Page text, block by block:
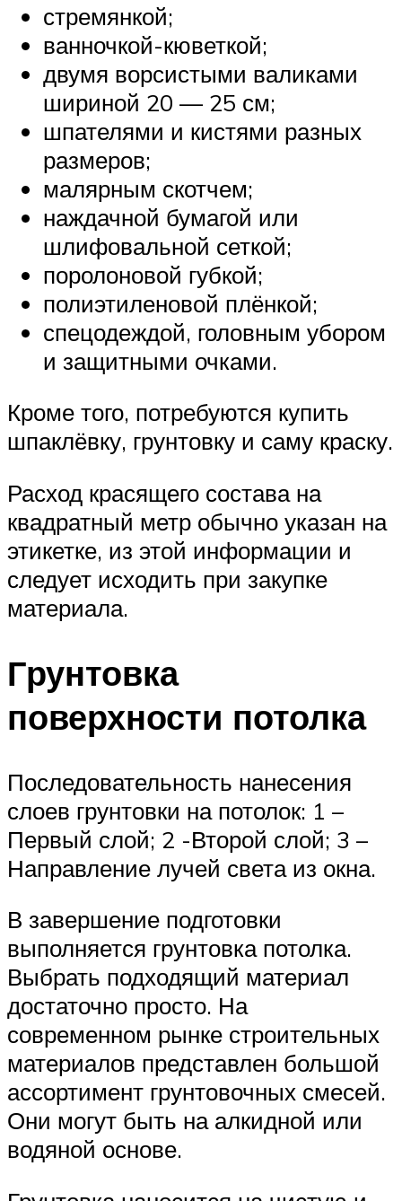
стремянкой;
ванночкой-кюветкой;
двумя ворсистыми валиками
шириной 20 — 25 см;
шпателями и кистями разных
размеров;
малярным скотчем;
наждачной бумагой или
шлифовальной сеткой;
поролоновой губкой;
полиэтиленовой плёнкой;
спецодеждой, головным убором
и защитными очками.
Кроме того, потребуются купить
шпаклёвку, грунтовку и саму краску.
Расход красящего состава на
квадратный метр обычно указан на
этикетке, из этой информации и
следует исходить при закупке
материала.
Грунтовка
поверхности потолка
Последовательность нанесения
слоев грунтовки на потолок: 1 –
Первый слой; 2 -Второй слой; 3 –
Направление лучей света из окна.
В завершение подготовки
выполняется грунтовка потолка.
Выбрать подходящий материал
достаточно просто. На
современном рынке строительных
материалов представлен большой
ассортимент грунтовочных смесей.
Они могут быть на алкидной или
водяной основе.